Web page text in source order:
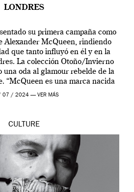
LONDRES
su primera campaña como
Alexander McQueen, rindiendo
que tanto influyó en él y en la
La colección Otoño/Invierno
una oda al glamour rebelde de la
“McQueen es una marca nacida
y siempre ha […]
07 / 2024 — VER MÁS
CULTURE